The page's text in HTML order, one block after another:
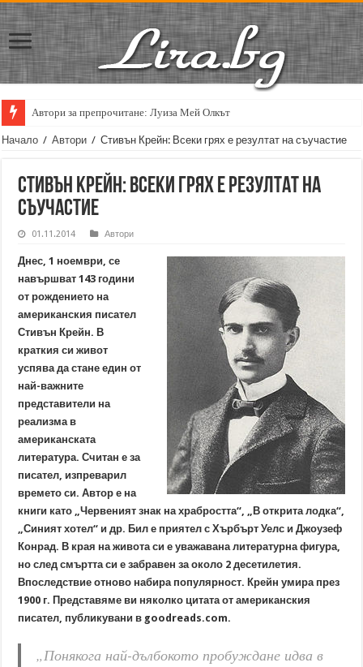
Автори за препрочитане: Луиза Мей Олкът
Начало / Автори / Стивън Крейн: Всеки грях е резултат на съучастие
Стивън Крейн: Всеки грях е резултат на
съучастие
01.11.2014 Автори
Днес, 1 ноември, се
навършват 143 години
от рождението на
американския писател
Стивън Крейн. В
краткия си живот
успява да стане един от
най-важните
представители на
реализма в
американската
литература. Считан е за
писател, изпреварил
времето си. Автор е на
книги като „Червеният знак на храбростта“, „В открита лодка“,
„Синият хотел“ и др. Бил е приятел с Хърбърт Уелс и Джоузеф
Конрад. В края на живота си е уважавана литературна фигура,
но след смъртта си е забравен за около 2 десетилетия.
Впоследствие отново набира популярност. Крейн умира през
1900 г. Представяме ви няколко цитата от американския
писател, публикувани в goodreads.com.
„Понякога най-дълбокото пробуждане идва в